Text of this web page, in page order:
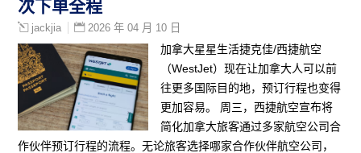
jackjia 2026 年 04 月 10 日
加拿大星星生活捷克佳/西捷航空
（WestJet）现在让加拿大人可以前
往更多国际目的地，预订行程也变得
更加容易。 周三，西捷航空宣布将
简化加拿大旅客通过多家航空公司合
作伙伴预订行程的流程。无论旅客选择哪家合作伙伴航空公司，